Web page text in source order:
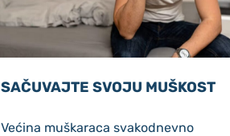
SAČUVAJTE SVOJU MUŠKOST
Većina muškaraca svakodnevno